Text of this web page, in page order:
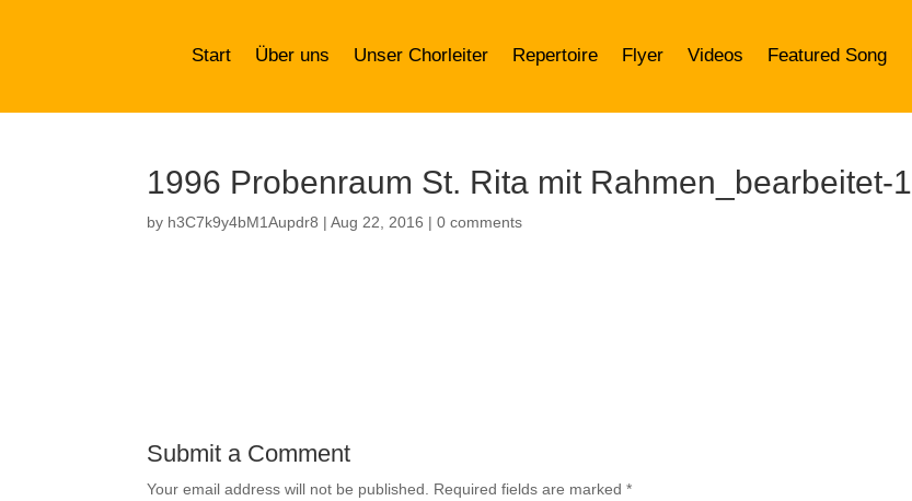
Start Über uns Unser Chorleiter Repertoire Flyer Videos Featured Song
1996 Probenraum St. Rita mit Rahmen_bearbeitet-1
by h3C7k9y4bM1Aupdr8 |Aug 22, 2016 |0 comments
Submit a Comment
Your email address will not be published. Required fields are marked*